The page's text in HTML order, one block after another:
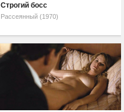
Строгий босс
Рассеянный (1970)